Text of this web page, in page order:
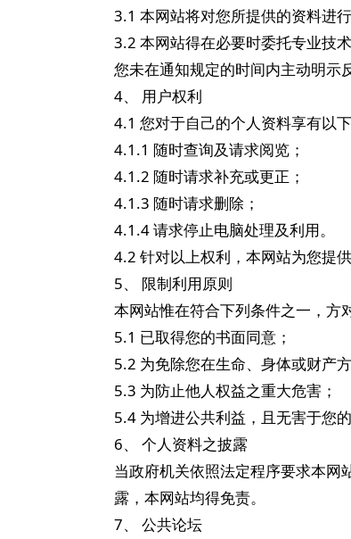
3.1 本网站将对您所提供的资料进
3.2 本网站得在必要时委托专业技
您未在通知规定的时间内主动明示
4、 用户权利
4.1 您对于自己的个人资料享有以下
4.1.1 随时查询及请求阅览；
4.1.2 随时请求补充或更正；
4.1.3 随时请求删除；
4.1.4 请求停止电脑处理及利用。
4.2 针对以上权利，本网站为您提
5、 限制利用原则
本网站惟在符合下列条件之一，方
5.1 已取得您的书面同意；
5.2 为免除您在生命、身体或财产
5.3 为防止他人权益之重大危害；
5.4 为增进公共利益，且无害于您的
6、 个人资料之披露
当政府机关依照法定程序要求本网
露，本网站均得免责。
7、 公共论坛